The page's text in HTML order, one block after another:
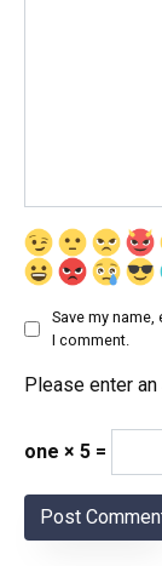
Save my
I comment.
Please enter
one × 5 =